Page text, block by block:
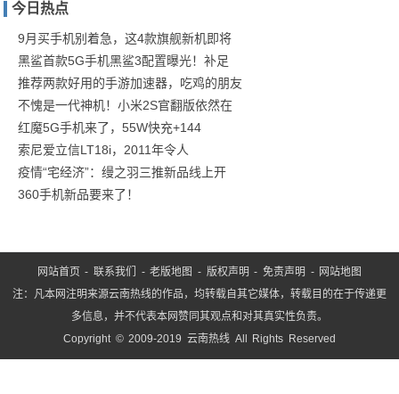
后集
今日热点
9月买手机别着急，这4款旗舰新机即将
黑鲨首款5G手机黑鲨3配置曝光！补足
推荐两款好用的手游加速器，吃鸡的朋友
不愧是一代神机！小米2S官翻版依然在
红魔5G手机来了，55W快充+144
索尼爱立信LT18i，2011年令人
疫情“宅经济”：缦之羽三推新品线上开
360手机新品要来了！
网站首页 - 联系我们 -老版地图 - 版权声明 -免责声明 - 网站地图
注：凡本网注明来源云南热线的作品，均转载自其它媒体，转载目的在于传递更
多信息，并不代表本网赞同其观点和对其真实性负责。
Copyright © 2009-2019 云南热线 All Rights Reserved